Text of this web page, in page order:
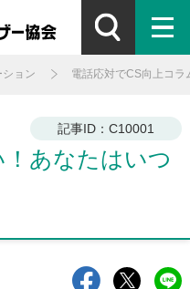
ョン 電話応対でCS向上コラ
あなたはいつ
記事ID：C10001